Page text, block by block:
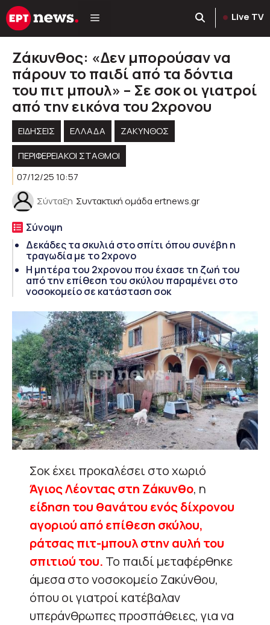
Μετάβαση
σε
Live TV
Ζάκυνθος: «Δεν μπορούσαν να
πάρουν το παιδί από τα δόντια
του πιτ μπουλ» – Σε σοκ οι γιατροί
από την εικόνα του 2χρονου
ΕΙΔΗΣΕΙΣ ΕΛΛΑΔΑ
ΖΑΚΥΝΘΟΣ
ΠΕΡΙΦΕΡΕΙΑΚΟΊ ΣΤΑΘΜΟΊ
07/12/25 10:57
Σύνταξη Συντακτική ομάδα ertnews.gr
Σύνοψη
Δεκάδες τα σκυλιά στο σπίτι όπου συνέβη η
τραγωδία με το 2χρονο
Η μητέρα του 2χρονου που έχασε τη ζωή του
από την επίθεση του σκύλου παραμένει στο
νοσοκομείο σε κατάσταση σοκ
Σοκ έχει προκαλέσει στo χωριό
Άγιος Λέοντας στη Ζάκυνθο, η
είδηση του θανάτου ενός δίχρονου
αγοριού από επίθεση σκύλου,
ράτσας πιτ-μπουλ στην αυλή του
σπιτιού του. Το παιδί μεταφέρθηκε
άμεσα στο νοσοκομείο Ζακύνθου,
όπου οι γιατροί κατέβαλαν
υπεράνθρωπες προσπάθειες, για να